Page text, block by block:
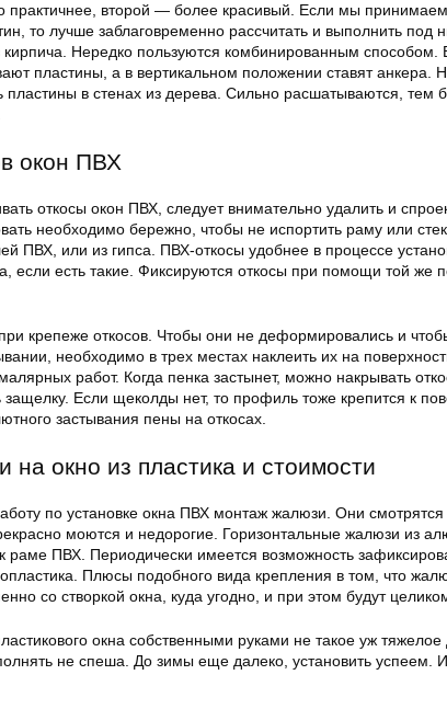
практичнее, второй — более красивый. Если мы
то лучше заблаговременно рассчитать и выполнить под
кирпича. Нередко пользуются комбинированным способом.
пластины, а в вертикальном положении ставят анкера.
пластины в стенах из дерева. Сильно расшатываются, тем
окон ПВХ
откосы окон ПВХ, следует внимательно удалить и
необходимо бережно, чтобы не испортить раму или
ПВХ, или из гипса. ПВХ-откосы удобнее в процессе
если есть такие. Фиксируются откосы при помощи той же
крепеже откосов. Чтобы они не деформировались и
необходимо в трех местах наклеить их на
работ. Когда пенка застынет, можно накрывать
Если щеколды нет, то профиль тоже крепится к
застывания пены на откосах.
окно из пластика и стоимости
по установке окна ПВХ монтаж жалюзи. Они смотрятся
моются и недорогие. Горизонтальные жалюзи из
раме ПВХ. Периодически имеется возможность
Плюсы подобного вида крепления в том, что
со створкой окна, куда угодно, и при этом будут
окна собственными руками не такое уж
не спеша. До зимы еще далеко, установить успеем.